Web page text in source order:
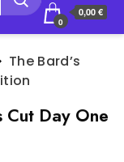
0
0,00 €
The Bard’s
Cut Day One